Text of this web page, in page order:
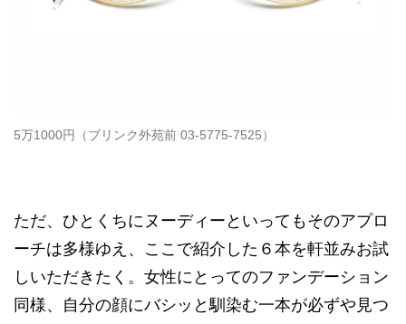
5万1000円（ブリンク外苑前 03-5775-7525）
ただ、ひとくちにヌーディーといってもそのアプロ
ーチは多様ゆえ、ここで紹介した６本を軒並みお試
しいただきたく。女性にとってのファンデーション
同様、自分の顔にバシッと馴染む一本が必ずや見つ